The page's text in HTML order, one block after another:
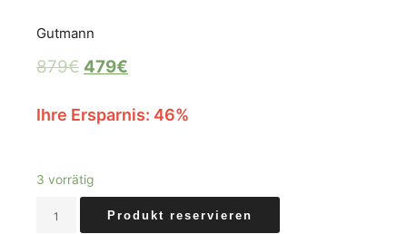
Gutmann
879€ 479€
Ihre Ersparnis: 46%
3 vorrätig
Produkt reservieren